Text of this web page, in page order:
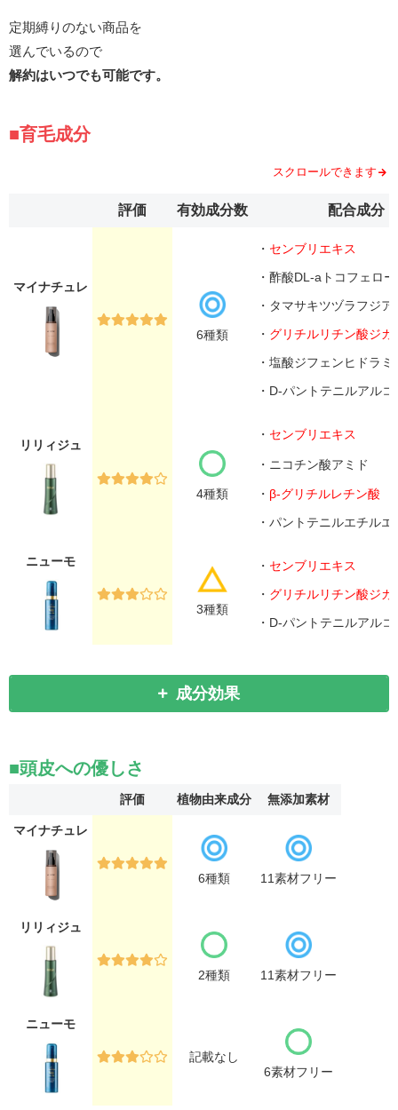
定期縛りのない商品を
選んでいるので
解約はいつでも可能です。
■育毛成分
スクロールできます
評価 有効成分数 配合成分
マイナチュレ
6種類
・ センブリエキス
・酢酸DL-aトコフェロ
・タマサキツヅラフジ
・ グリチルリチン酸ジカ
・塩酸ジフェンヒドラミ
・D-パントテニルアルコ
リリィジュ
4種類
・ センブリエキス
・ニコチン酸アミド
・ β-グリチルレチン酸
・パントテニルエチルエ
ニューモ
3種類
・ センブリエキス
・ グリチルリチン酸ジカ
・D-パントテニルアルコ
成分効果
■頭皮への優しさ
評価 植物由来成分 無添加素材
マイナチュレ
6種類 11素材フリー
リリィジュ
2種類 11素材フリー
ニューモ
記載なし
6素材フリー